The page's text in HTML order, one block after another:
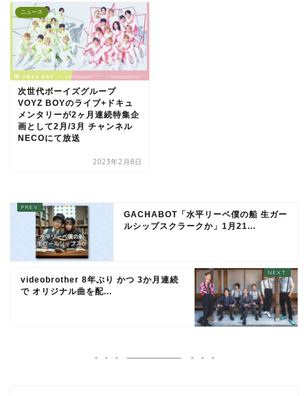
ニュース
次世代ボーイズグループ
VOYZ BOYのライブ+ドキュ
メンタリーが2ヶ月連続特集企
画として2月/3月 チャンネル
NECOにて放送
2023年2月8日
GACHABOT「水平リーベ僕の船 生ガー
ルシップスクラークか」1月21...
videobrother 8年ぶり かつ 3か月連続
で オリジナル曲を配...